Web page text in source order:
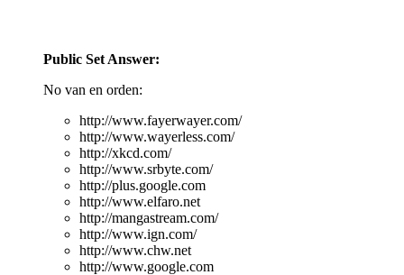
Public Set Answer:
No van en orden:
http://www.fayerwayer.com/
http://www.wayerless.com/
http://xkcd.com/
http://www.srbyte.com/
http://plus.google.com
http://www.elfaro.net
http://mangastream.com/
http://www.ign.com/
http://www.chw.net
http://www.google.com